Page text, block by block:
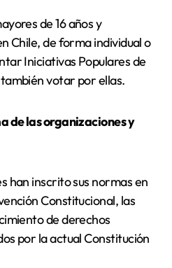
de 16 años y
Chile, de forma individual o
Iniciativas Populares de
votar por ellas.
de las organizaciones y
han inscrito sus normas en
Constitucional, las
de derechos
por la actual Constitución